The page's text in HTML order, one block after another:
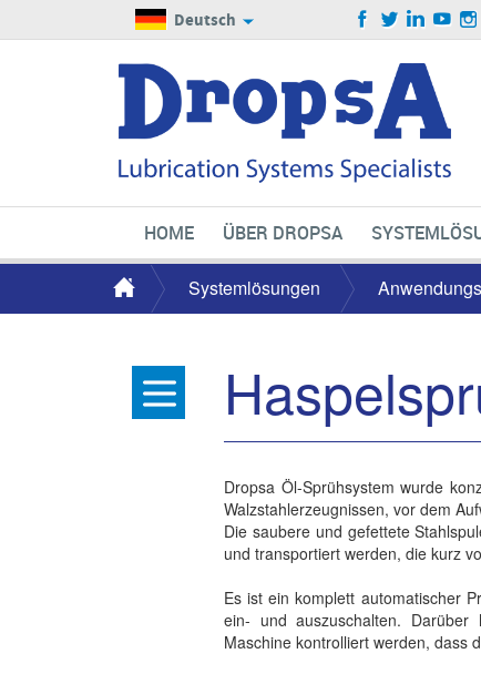
Deutsch
HOME ÜBER DROPSA
Systemlösungen
Dropsa Öl-Sprühsystem wurde
Walzstahlerzeugnissen, vor dem
Die saubere und gefettete
und transportiert werden, die kurz
Es ist ein komplett automatischer
ein- und auszuschalten. Darüber
Maschine kontrolliert werden, dass